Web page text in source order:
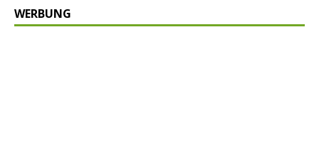
WERBUNG